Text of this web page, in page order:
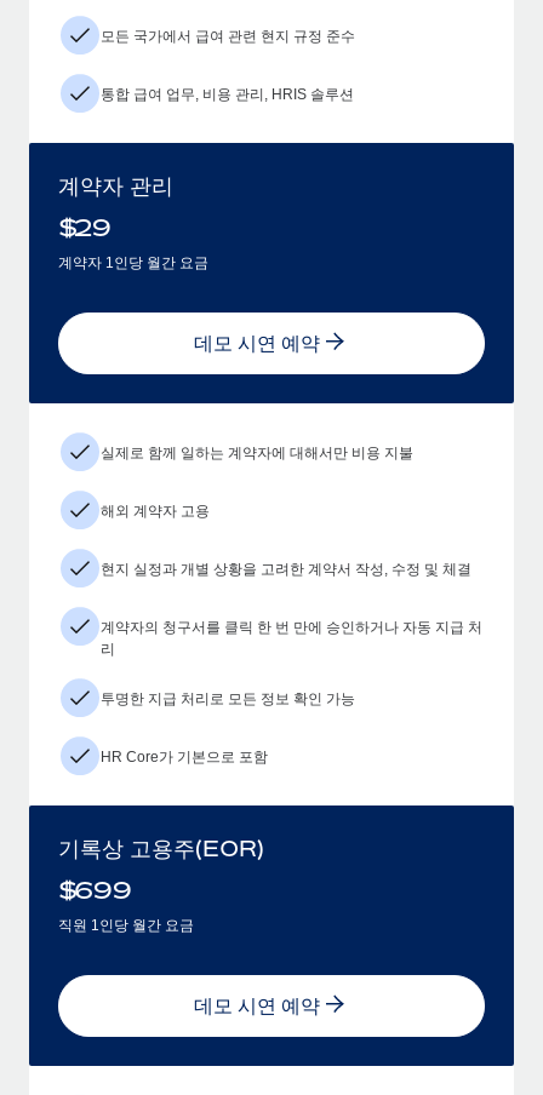
모든 국가에서 급여 관련 현지 규정 준수
통합 급여 업무, 비용 관리, HRIS 솔루션
계약자 관리
$29
계약자 1인당 월간 요금
데모 시연 예약
실제로 함께 일하는 계약자에 대해서만 비용 지불
해외 계약자 고용
현지 실정과 개별 상황을 고려한 계약서 작성, 수정 및 체결
계약자의 청구서를 클릭 한 번 만에 승인하거나 자동 지급 처
리
투명한 지급 처리로 모든 정보 확인 가능
HR Core가 기본으로 포함
기록상 고용주(EOR)
$699
직원 1인당 월간 요금
데모 시연 예약